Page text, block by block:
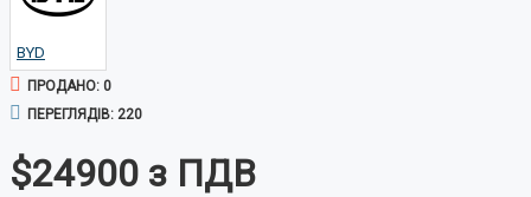
BYD
ПРОДАНО: 0
ПЕРЕГЛЯДІВ: 220
$24900